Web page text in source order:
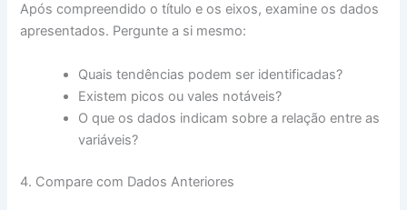
Após compreendido o título e os eixos, examine os dados
apresentados. Pergunte a si mesmo:
Quais tendências podem ser identificadas?
Existem picos ou vales notáveis?
O que os dados indicam sobre a relação entre as
variáveis?
4. Compare com Dados Anteriores